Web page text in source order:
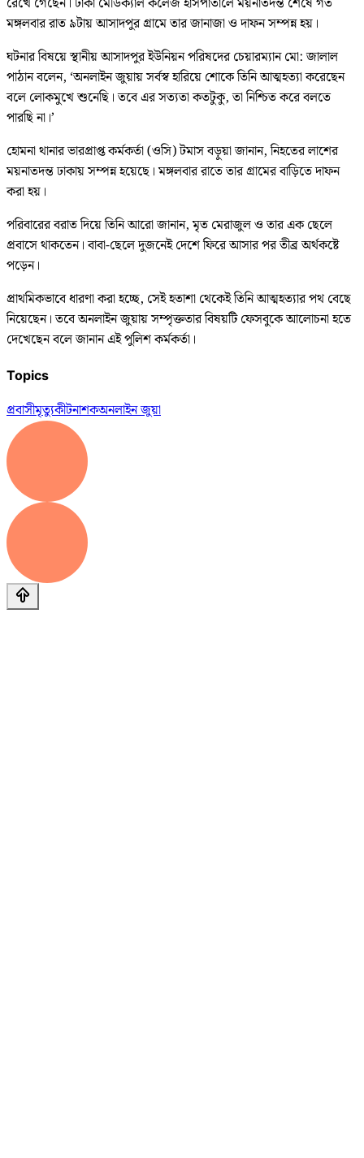
মঙ্গলবার রাত ৯টায় আসাদপুর গ্রামে তার জানাজা ও দাফন সম্পন্ন হয়।
ঘটনার বিষয়ে স্থানীয় আসাদপুর ইউনিয়ন পরিষদের চেয়ারম্যান মো: জালাল
পাঠান বলেন, ‘অনলাইন জুয়ায় সর্বস্ব হারিয়ে শোকে তিনি আত্মহত্যা করেছেন
বলে লোকমুখে শুনেছি। তবে এর সত্যতা কতটুকু, তা নিশ্চিত করে বলতে
পারছি না।’
হোমনা থানার ভারপ্রাপ্ত কর্মকর্তা (ওসি) টমাস বড়ুয়া জানান, নিহতের লাশের
ময়নাতদন্ত ঢাকায় সম্পন্ন হয়েছে। মঙ্গলবার রাতে তার গ্রামের বাড়িতে দাফন
করা হয়।
পরিবারের বরাত দিয়ে তিনি আরো জানান, মৃত মেরাজুল ও তার এক ছেলে
প্রবাসে থাকতেন। বাবা-ছেলে দুজনেই দেশে ফিরে আসার পর তীব্র অর্থকষ্টে
পড়েন।
প্রাথমিকভাবে ধারণা করা হচ্ছে, সেই হতাশা থেকেই তিনি আত্মহত্যার পথ বেছে
নিয়েছেন। তবে অনলাইন জুয়ায় সম্পৃক্ততার বিষয়টি ফেসবুকে আলোচনা হতে
দেখেছেন বলে জানান এই পুলিশ কর্মকর্তা।
Topics
প্রবাসীমৃত্যুকীটনাশকঅনলাইন জুয়া